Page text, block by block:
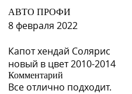
АВТО ПРОФИ
8 февраля 2022
Капот хендай Солярис
новый в цвет 2010-2014
Комментарий
Все отлично подходит.